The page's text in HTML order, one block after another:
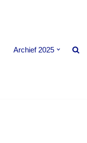
Archief 2025